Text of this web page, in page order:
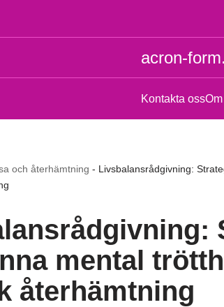
acron-
Kontakta oss
och återhämtning - Livsbalansrådgivning:
mental
återhämtning